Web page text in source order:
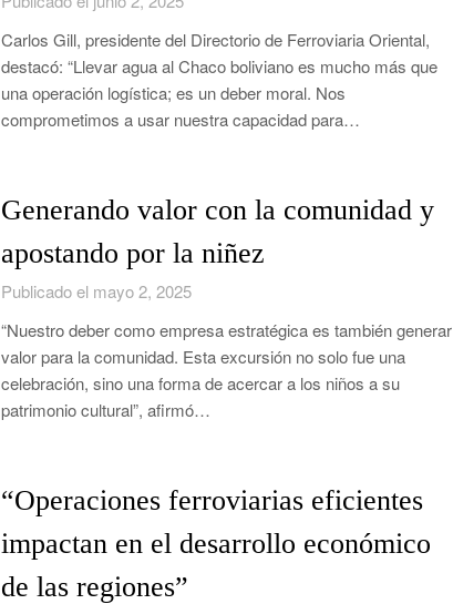
Carlos Gill, presidente del Directorio de Ferroviaria Oriental,
destacó: “Llevar agua al Chaco boliviano es mucho más que
una operación logística; es un deber moral. Nos
comprometimos a usar nuestra capacidad para…
Generando valor con la comunidad y
apostando por la niñez
Publicado el mayo 2, 2025
“Nuestro deber como empresa estratégica es también generar
valor para la comunidad. Esta excursión no solo fue una
celebración, sino una forma de acercar a los niños a su
patrimonio cultural”, afirmó…
“Operaciones ferroviarias eficientes
impactan en el desarrollo económico
de las regiones”